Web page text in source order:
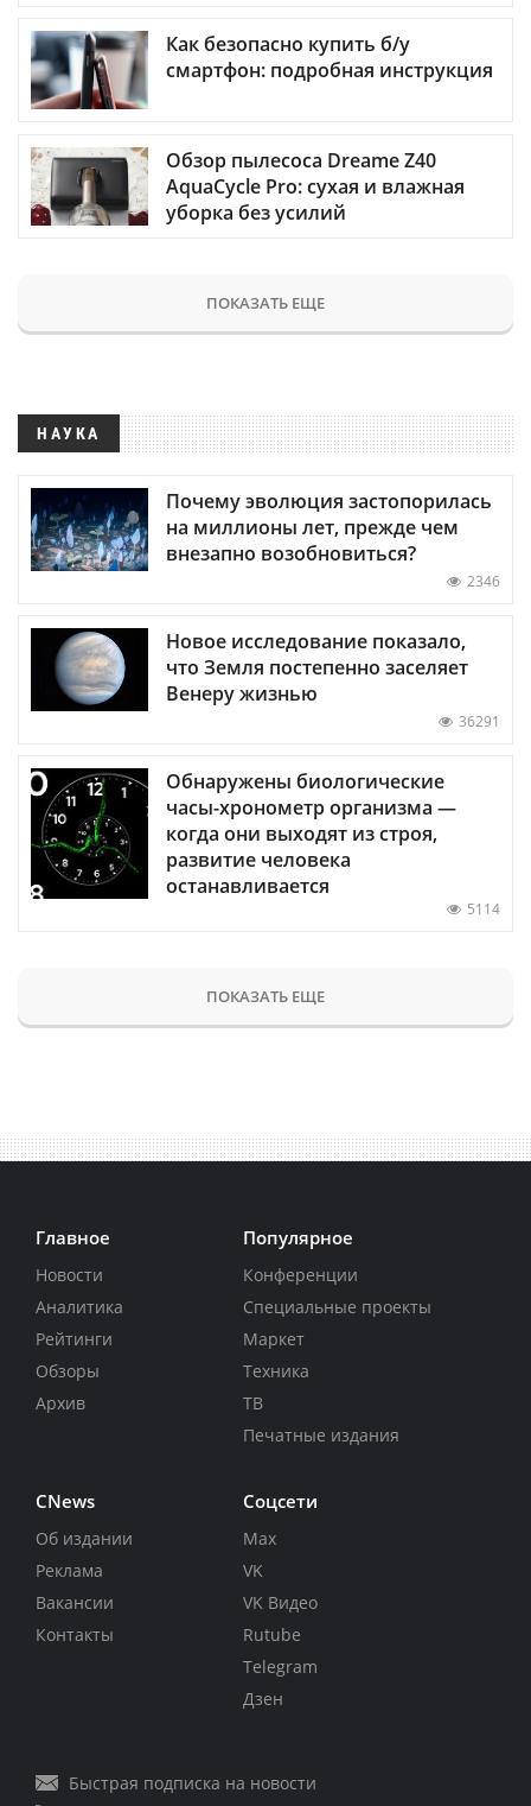
Как безопасно купить б/у
смартфон: подробная инструкция
Обзор пылесоса Dreame Z40
AquaCycle Pro: сухая и влажная
уборка без усилий
ПОКАЗАТЬ ЕЩЕ
НАУКА
Почему эволюция застопорилась
на миллионы лет, прежде чем
внезапно возобновиться?
2346
Новое исследование показало,
что Земля постепенно заселяет
Венеру жизнью
36291
Обнаружены биологические
часы-хронометр организма —
когда они выходят из строя,
развитие человека
останавливается
5114
ПОКАЗАТЬ ЕЩЕ
Главное
Новости
Аналитика
Рейтинги
Обзоры
Архив
Популярное
Конференции
Специальные проекты
Маркет
Техника
ТВ
Печатные издания
CNews
Об издании
Реклама
Вакансии
Контакты
Соцсети
Max
VK
VK Видео
Rutube
Telegram
Дзен
Быстрая подписка на новости